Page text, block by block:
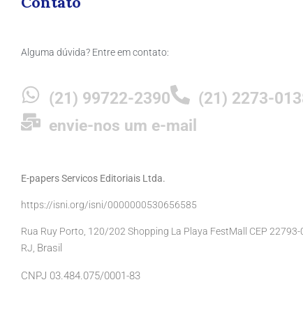
Alguma dúvida? Entre em contato:
(21) 99722-2390
(21) 2273-
envie-nos um e-mail
E-papers Servicos Editoriais Ltda.
https://isni.org/isni/0000000530656585
Rua Ruy Porto, 120/202 Shopping La Playa FestMall CEP
RJ, Brasil
CNPJ 03.484.075/0001-83